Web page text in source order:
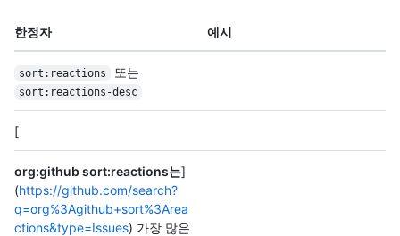
한정자 예시
sort:reactions 또는
sort:reactions-desc
[
org:github sort:reactions는]
(https://github.com/search?
q=org%3Agithub+sort%3Area
ctions&type=Issues) 가장 많은